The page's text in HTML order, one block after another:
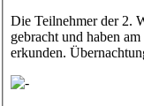
Die Teilnehmer der 2.
gebracht und haben
erkunden.